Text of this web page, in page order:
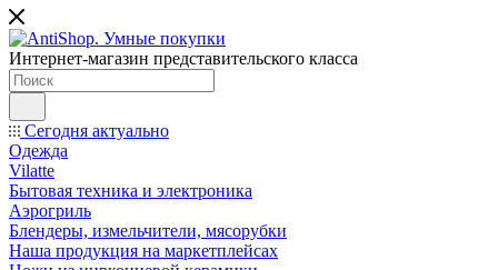
Интернет-магазин представительского класса
Сегодня актуально
Одежда
Vilatte
Бытовая техника и электроника
Аэрогриль
Блендеры, измельчители, мясорубки
Наша продукция на маркетплейсах